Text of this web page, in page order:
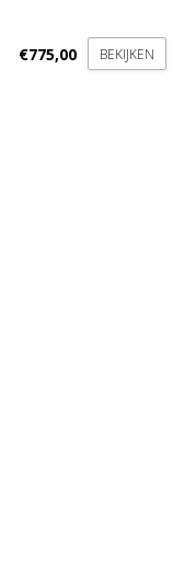
€775,00 BEKIJKEN